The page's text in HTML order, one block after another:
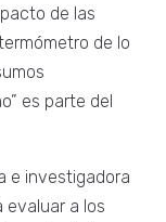
de las
de lo
es parte del
e investigadora
evaluar a los